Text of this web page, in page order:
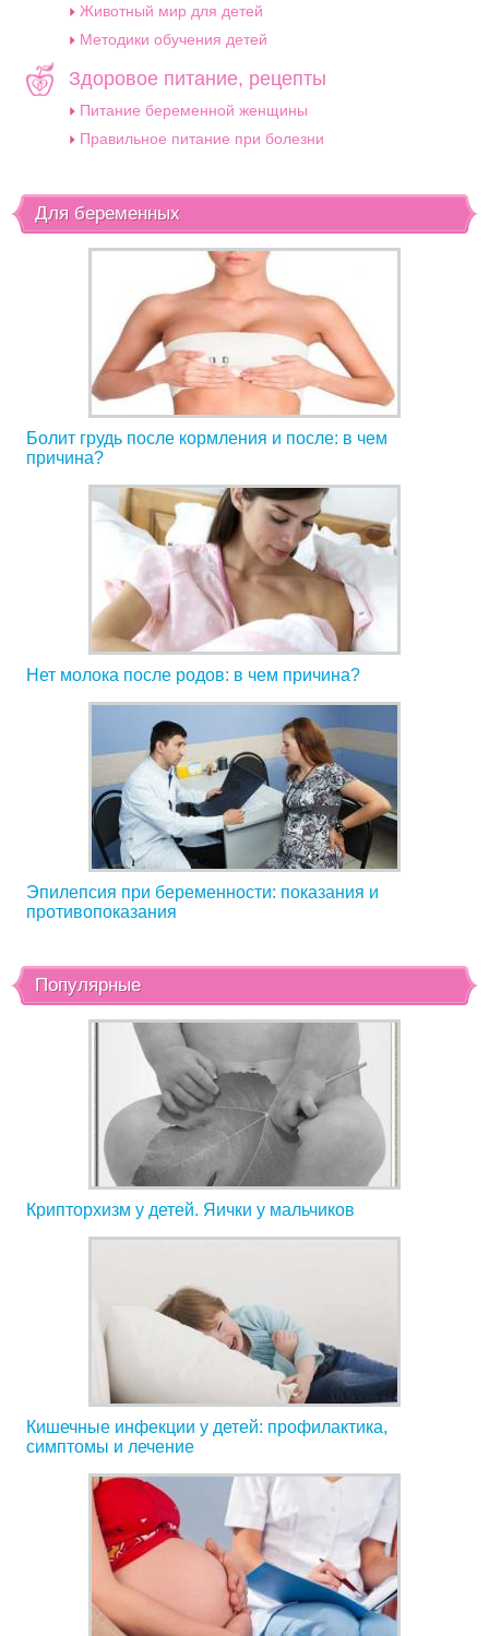
Животный мир для детей
Методики обучения детей
Здоровое питание, рецепты
Питание беременной женщины
Правильное питание при болезни
Для беременных
Болит грудь после кормления и после: в чем
причина?
Нет молока после родов: в чем причина?
Эпилепсия при беременности: показания и
противопоказания
Популярные
Крипторхизм у детей. Яички у мальчиков
Кишечные инфекции у детей: профилактика,
симптомы и лечение